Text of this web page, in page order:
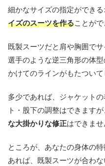
細かなサイズの指定ができ
イズのスーツを作ることがで
既製スーツだと肩や胸囲で
選手のような逆三角形の体
かけてのラインがもたついて
多少であれば、ジャケット
ト・股下の調整はできますが
な大掛かりな修正はできませ
ところが、あなたの身体の
あれば、既製スーツが合わな